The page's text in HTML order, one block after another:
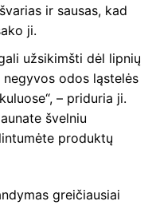
ir sausas, kad
ji.
užsikimšti dėl lipnių
odos ląstelės
– priduria ji.
švelniu
produktų
greičiausiai